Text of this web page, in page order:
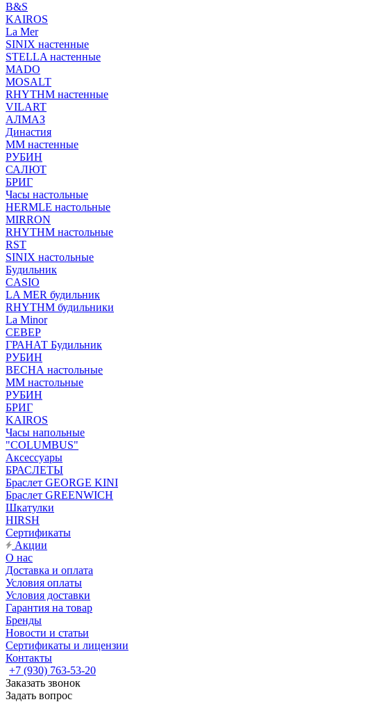
B&S
KAIROS
La Mer
SINIX настенные
STELLA настенные
MADO
MOSALT
RHYTHM настенные
VILART
АЛМАЗ
Династия
ММ настенные
РУБИН
САЛЮТ
БРИГ
Часы настольные
HERMLE настольные
MIRRON
RHYTHM настольные
RST
SINIX настольные
Будильник
CASIO
LA MER будильник
RHYTHM будильники
La Minor
СЕВЕР
ГРАНАТ Будильник
РУБИН
ВЕСНА настольные
ММ настольные
РУБИН
БРИГ
KAIROS
Часы напольные
"COLUMBUS"
Аксессуары
БРАСЛЕТЫ
Браслет GEORGE KINI
Браслет GREENWICH
Шкатулки
HIRSH
Сертификаты
Акции
О нас
Доставка и оплата
Условия оплаты
Условия доставки
Гарантия на товар
Бренды
Новости и статьи
Сертификаты и лицензии
Контакты
+7 (930) 763-53-20
Заказать звонок
Задать вопрос